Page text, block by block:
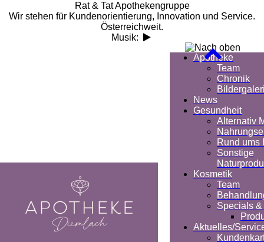
Rat & Tat Apothekengruppe
Wir stehen für Kundenorientierung, Innovation und Service.
Österreichweit.
Musik:
Apotheke
Team
Chronik
News
Gesundheit
Alternativ
Rund ums
Sonstige
Kosmetik
Team
Specials
Aktuelles/